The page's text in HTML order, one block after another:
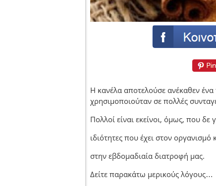
Η κανέλα αποτελούσε ανέκαθεν
χρησιμοποιούταν σε πολλές
Πολλοί είναι εκείνοι, όμως, που δε
ιδιότητες που έχει στον οργανισμό
στην εβδομαδιαία διατροφή μας.
Δείτε παρακάτω μερικούς λόγους…